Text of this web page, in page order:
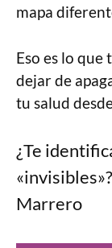
mapa
Eso es lo
dejar de
tu salud
¿Te
Marrero